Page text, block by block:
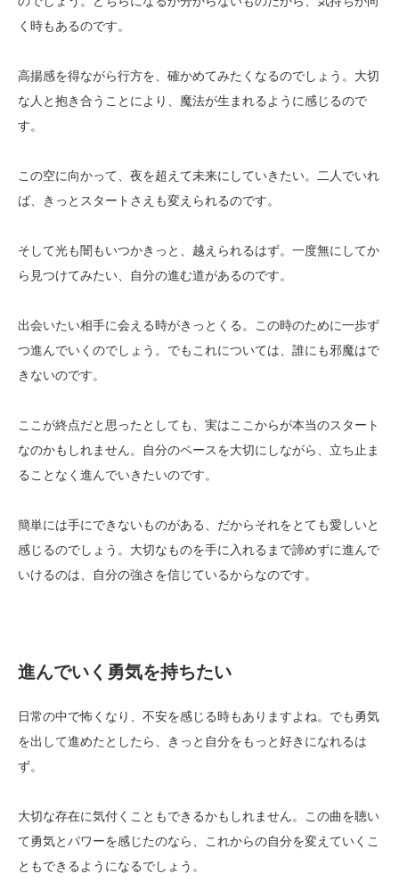
く時もあるのです。
高揚感を得ながら行方を、確かめてみたくなるのでしょう。大切
な人と抱き合うことにより、魔法が生まれるように感じるので
す。
この空に向かって、夜を超えて未来にしていきたい。二人でいれ
ば、きっとスタートさえも変えられるのです。
そして光も闇もいつかきっと、越えられるはず。一度無にしてか
ら見つけてみたい、自分の進む道があるのです。
出会いたい相手に会える時がきっとくる。この時のために一歩ず
つ進んでいくのでしょう。でもこれについては、誰にも邪魔はで
きないのです。
ここが終点だと思ったとしても、実はここからが本当のスタート
なのかもしれません。自分のペースを大切にしながら、立ち止ま
ることなく進んでいきたいのです。
簡単には手にできないものがある、だからそれをとても愛しいと
感じるのでしょう。大切なものを手に入れるまで諦めずに進んで
いけるのは、自分の強さを信じているからなのです。
進んでいく勇気を持ちたい
日常の中で怖くなり、不安を感じる時もありますよね。でも勇気
を出して進めたとしたら、きっと自分をもっと好きになれるは
ず。
大切な存在に気付くこともできるかもしれません。この曲を聴い
て勇気とパワーを感じたのなら、これからの自分を変えていくこ
ともできるようになるでしょう。